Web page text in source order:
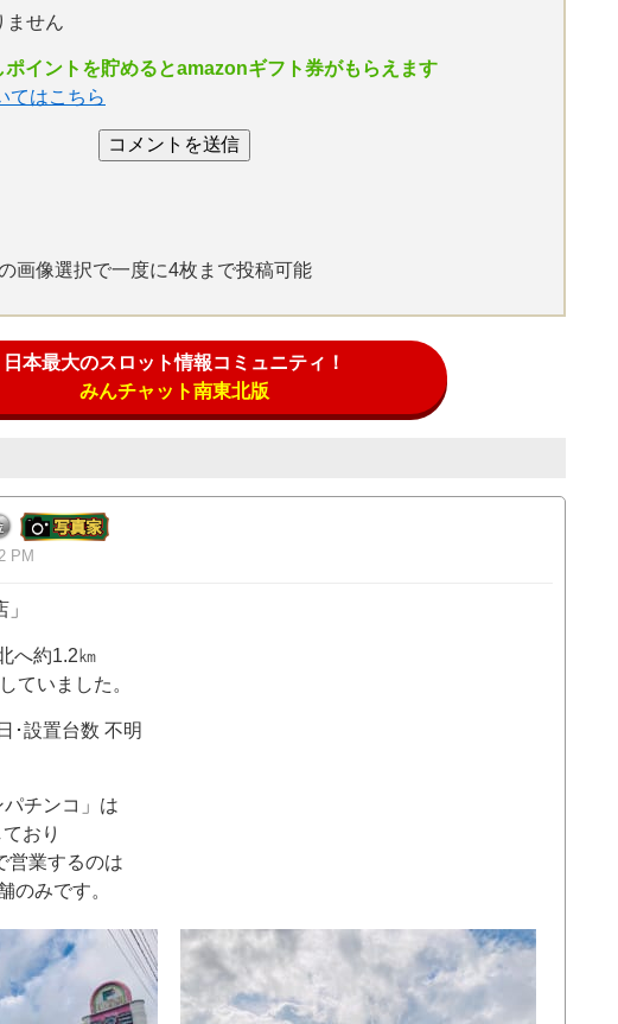
ません
ポイントを貯めるとamazonギフト券がもらえます
てはこちら
画像選択で一度に4枚まで投稿可能
日本最大のスロット情報コミュニティ！
みんチャット南東北版
PM
へ約1.2㎞
ていました。
･設置台数 不明
チンコ」は
おり
営業するのは
のみです。